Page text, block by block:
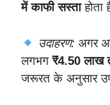
में काफी सस्ताहोता
उदाहरण: अगर
लगभग ₹4.50 लाख
जरूरत के अनुसार